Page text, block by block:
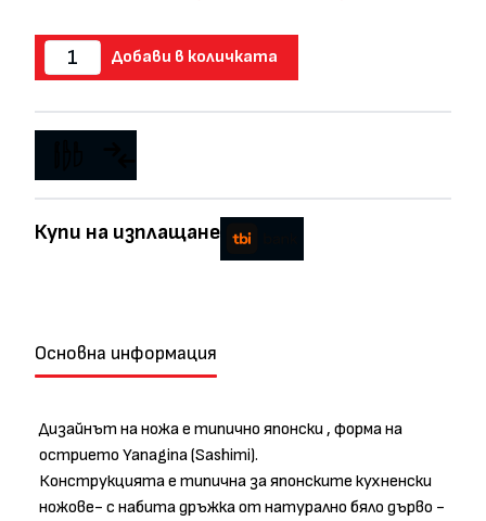
Добави в количката
Купи на изплащане
Основна информация
Дизайнът на ножа е типично японски , форма на
острието Yanagina (Sashimi).
Конструкцията е типична за японските кухненски
ножове- с набита дръжка от натурално бяло дърво -